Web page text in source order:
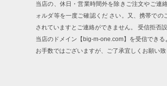
当店の、休日・営業時間外を除きご注文やご連
ォルダ等を一度ご確認くだ さい。又、携帯で
されていますとご連絡ができません。 受信拒否
当店のドメイン【big-m-one.com】を受信できる
お手数ではございますが、ご了承宜しくお願い致